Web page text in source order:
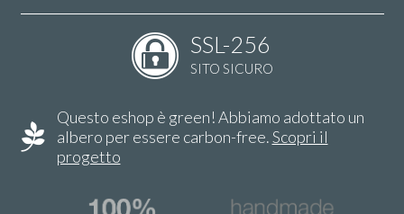
SSL-256
SITO SICURO
Questo eshop è green! Abbiamo adottato un
albero per essere carbon-free.Scopri il
progetto